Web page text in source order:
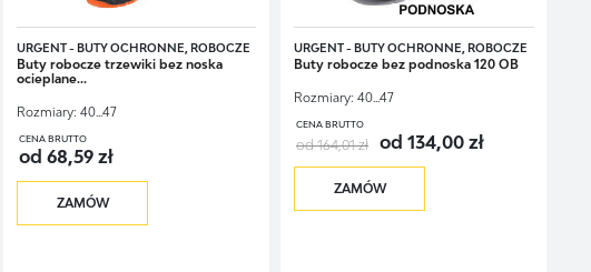
URGENT - BUTY OCHRONNE, ROBOCZE
Buty robocze trzewiki bez noska
ocieplane...
Rozmiary: 40...47
CENA BRUTTO
od 68,59 zł
ZAMÓW
URGENT - BUTY OCHRONNE, ROBOCZE
Buty robocze bez podnoska 120 OB
Rozmiary: 40...47
CENA BRUTTO
od 164,01 zł od 134,00 zł
ZAMÓW